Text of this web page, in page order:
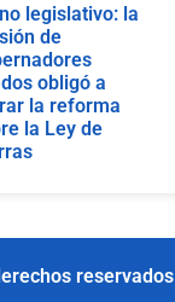
legislativo: la
de
obligó a
la reforma
la Ley de
reservados